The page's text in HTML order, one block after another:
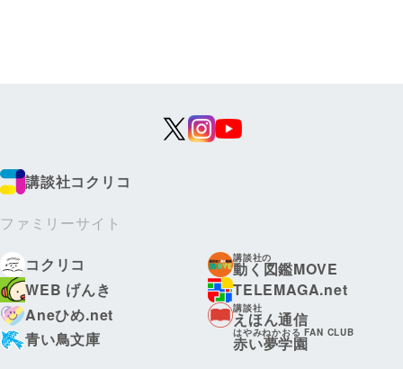
講談社コクリコ
ファミリーサイト
コクリコ
講談社の
動く図鑑MOVE
WEB げんき
TELEMAGA.net
Aneひめ.net
講談社
えほん通信
青い鳥文庫
はやみねかおる FAN CLUB
赤い夢学園